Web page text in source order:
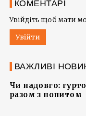
КОМЕНТАРІ
Увійдіть щоб мати
Увійти
ВАЖЛИВІ
Чи надовго:
разом з попитом